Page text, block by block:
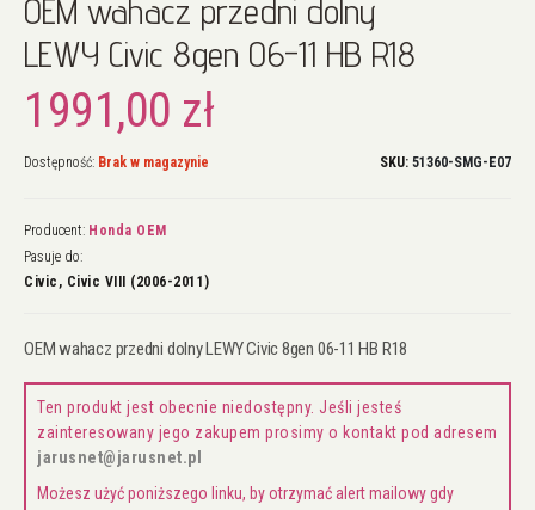
początek
galerii
OEM wahacz przedni dolny
LEWY Civic 8gen 06-11 HB R18
1991,00 zł
Dostępność: Brak w magazynie SKU 51360-SMG-E07
Producent: Honda OEM
Pasuje do:
Civic, Civic VIII (2006-2011)
OEM wahacz przedni dolny LEWY Civic 8gen 06-11 HB R18
Ten produkt jest obecnie niedostępny. Jeśli jesteś
zainteresowany jego zakupem prosimy o kontakt pod adresem
jarusnet@jarusnet.pl
Możesz użyć poniższego linku, by otrzymać alert mailowy gdy